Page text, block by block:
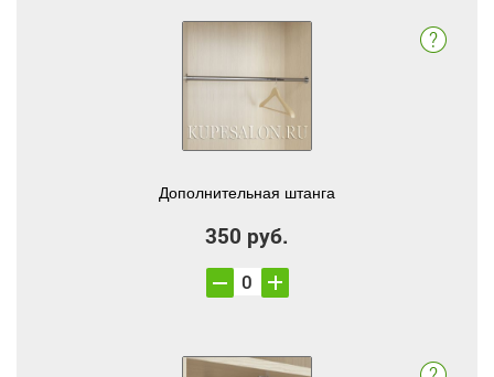
Дополнительная штанга
350 руб.